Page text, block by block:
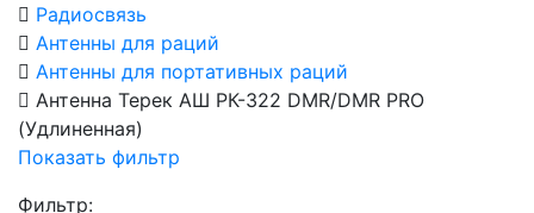
Радиосвязь
Антенны для раций
Антенны для портативных раций
Антенна Терек АШ РК-322 DMR/DMR PRO
(Удлиненная)
Показать фильтр
Фильтр: